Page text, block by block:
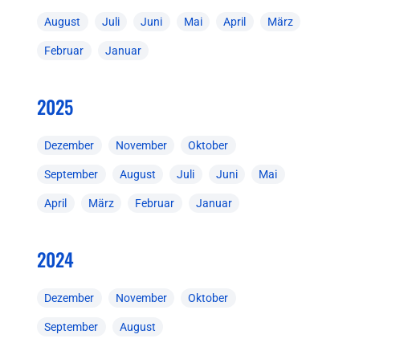
August Juli Juni Mai April März
Februar Januar
2025
Dezember November Oktober
September August Juli Juni Mai
April März Februar Januar
2024
Dezember November Oktober
September August